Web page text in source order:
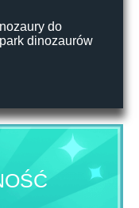
do
dinozaurów